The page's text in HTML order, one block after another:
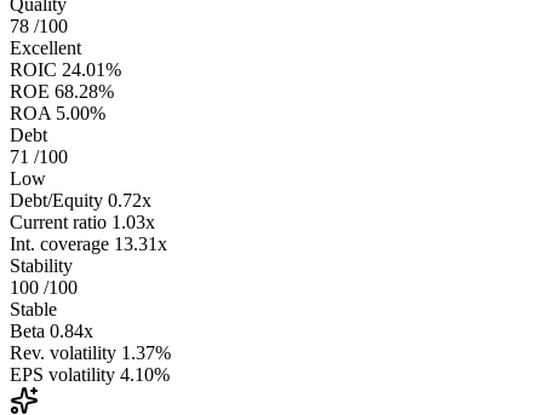
Quality
78 /100
Excellent
ROIC 24.01%
ROE 68.28%
ROA 5.00%
Debt
71 /100
Low
Debt/Equity 0.72x
Current ratio 1.03x
Int. coverage 13.31x
Stability
100 /100
Stable
Beta 0.84x
Rev. volatility 1.37%
EPS volatility 4.10%